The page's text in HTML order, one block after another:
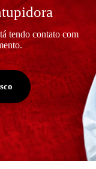
tendo contato com